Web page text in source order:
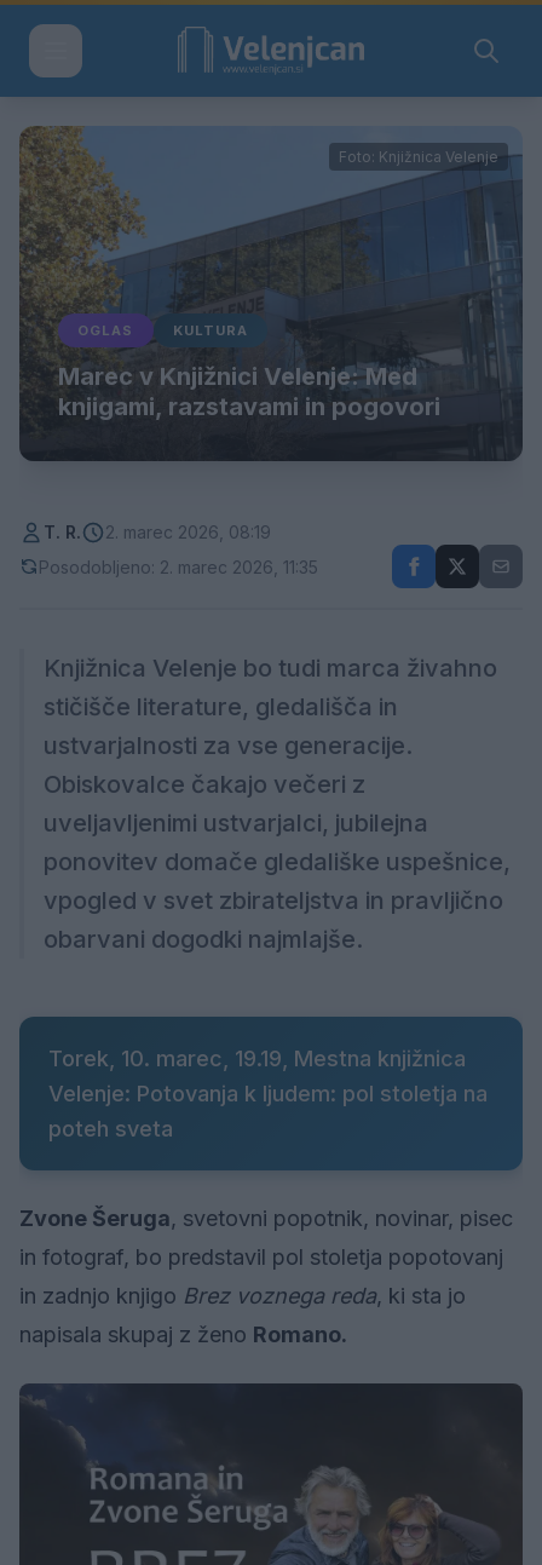
Foto: Knjižnica Velenje
OGLAS KULTURA
Marec v Knjižnici Velenje: Med
knjigami, razstavami in pogovori
T. R.
2. marec 2026, 08:19
Posodobljeno: 2. marec 2026, 11:35
Knjižnica Velenje bo tudi marca živahno
stičišče literature, gledališča in
ustvarjalnosti za vse generacije.
Obiskovalce čakajo večeri z
uveljavljenimi ustvarjalci, jubilejna
ponovitev domače gledališke uspešnice,
vpogled v svet zbirateljstva in pravljično
obarvani dogodki najmlajše.
Torek, 10. marec, 19.19, Mestna knjižnica
Velenje: Potovanja k ljudem: pol stoletja na
poteh sveta
Zvone Šeruga, svetovni popotnik, novinar, pisec
in fotograf, bo predstavil pol stoletja popotovanj
in zadnjo knjigo Brez voznega reda, ki sta jo
napisala skupaj z ženo Romano.